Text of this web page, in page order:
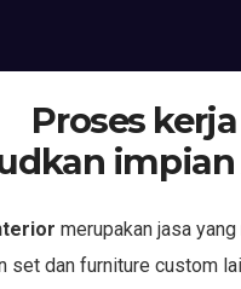
Proses
impian
merupakan jasa
set dan furniture custom